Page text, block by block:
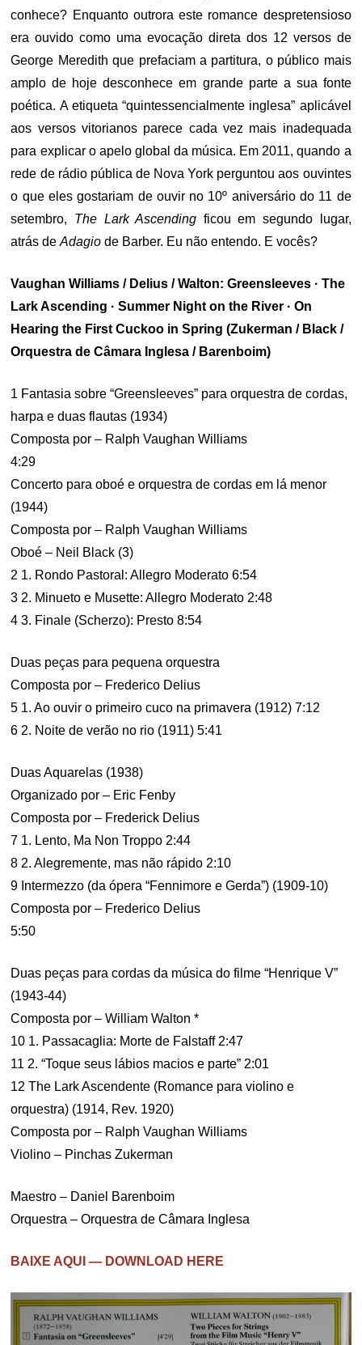
conhece? Enquanto outrora este romance despretensioso
era ouvido como uma evocação direta dos 12 versos de
George Meredith que prefaciam a partitura, o público mais
amplo de hoje desconhece em grande parte a sua fonte
poética. A etiqueta “quintessencialmente inglesa” aplicável
aos versos vitorianos parece cada vez mais inadequada
para explicar o apelo global da música. Em 2011, quando a
rede de rádio pública de Nova York perguntou aos ouvintes
o que eles gostariam de ouvir no 10º aniversário do 11 de
setembro, The Lark Ascending ficou em segundo lugar,
atrás deAdagio de Barber. Eu não entendo. E vocês?
Vaughan Williams / Delius / Walton: Greensleeves · The
Lark Ascending · Summer Night on the River · On
Hearing the First Cuckoo in Spring (Zukerman / Black /
Orquestra de Câmara Inglesa / Barenboim)
1 Fantasia sobre “Greensleeves” para orquestra de cordas,
harpa e duas flautas (1934)
Composta por – Ralph Vaughan Williams
4:29
Concerto para oboé e orquestra de cordas em lá menor
(1944)
Composta por – Ralph Vaughan Williams
Oboé – Neil Black (3)
2 1. Rondo Pastoral: Allegro Moderato 6:54
3 2. Minueto e Musette: Allegro Moderato 2:48
4 3. Finale (Scherzo): Presto 8:54
Duas peças para pequena orquestra
Composta por – Frederico Delius
5 1. Ao ouvir o primeiro cuco na primavera (1912) 7:12
6 2. Noite de verão no rio (1911) 5:41
Duas Aquarelas (1938)
Organizado por – Eric Fenby
Composta por – Frederick Delius
7 1. Lento, Ma Non Troppo 2:44
8 2. Alegremente, mas não rápido 2:10
9 Intermezzo (da ópera “Fennimore e Gerda”) (1909-10)
Composta por – Frederico Delius
5:50
Duas peças para cordas da música do filme “Henrique V”
(1943-44)
Composta por – William Walton *
10 1. Passacaglia: Morte de Falstaff 2:47
11 2. “Toque seus lábios macios e parte” 2:01
12 The Lark Ascendente (Romance para violino e
orquestra) (1914, Rev. 1920)
Composta por – Ralph Vaughan Williams
Violino – Pinchas Zukerman
Maestro – Daniel Barenboim
Orquestra – Orquestra de Câmara Inglesa
BAIXE AQUI — DOWNLOAD HERE